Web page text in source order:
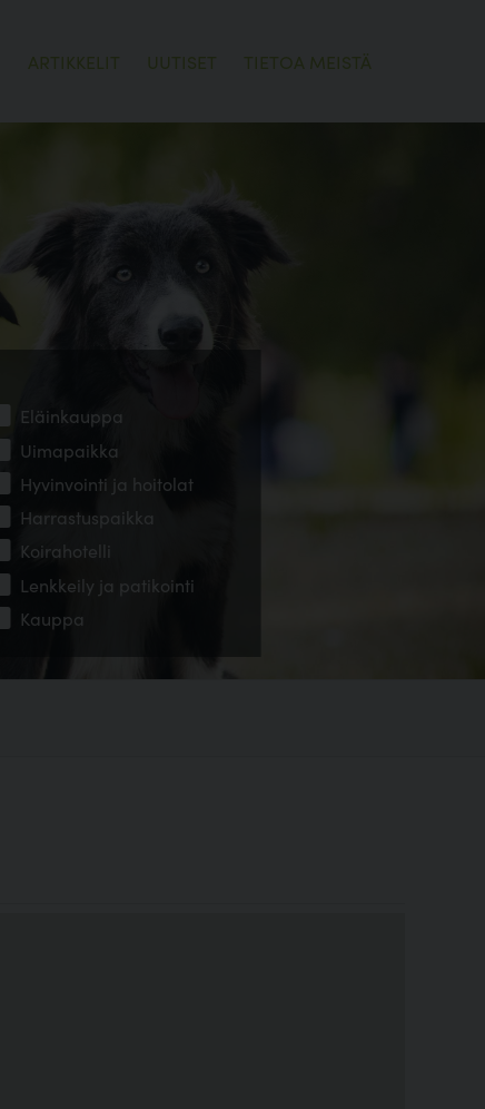
ARTIKKELIT UUTISET TIETOA MEISTÄ
Eläinkauppa
Uimapaikka
Hyvinvointi ja hoitolat
Harrastuspaikka
Koirahotelli
Lenkkeily ja patikointi
Kauppa